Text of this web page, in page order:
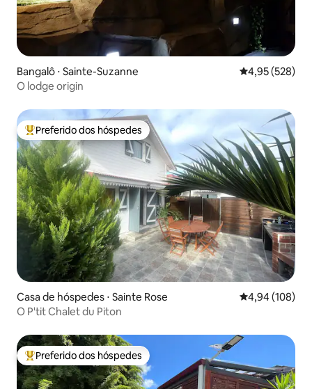
Bangalô ⋅ Sainte-Suzanne 4,95 de uma
4,95 (528)
O lodge origin
Entre os melhores preferidos dos hóspedes
Preferido dos hóspedes
Casa de hóspedes ⋅ Sainte Rose 4,94 de uma
4,94 (108)
O P'tit Chalet du Piton
Entre os melhores preferidos dos hóspedes
Preferido dos hóspedes